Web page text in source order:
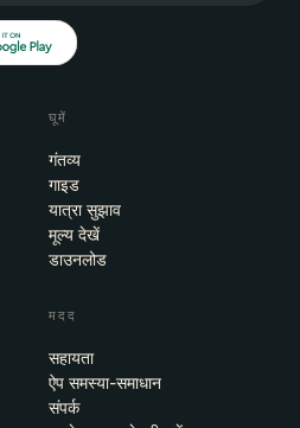
घूमें
गंतव्य
गाइड
यात्रा सुझाव
मूल्य देखें
डाउनलोड
मदद
सहायता
ऐप समस्या-समाधान
संपर्क